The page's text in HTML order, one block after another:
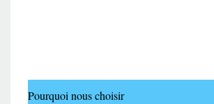
Pourquoi nous choisir